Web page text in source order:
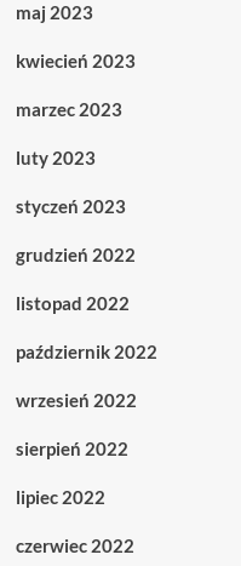
maj 2023
kwiecień 2023
marzec 2023
luty 2023
styczeń 2023
grudzień 2022
listopad 2022
październik 2022
wrzesień 2022
sierpień 2022
lipiec 2022
czerwiec 2022